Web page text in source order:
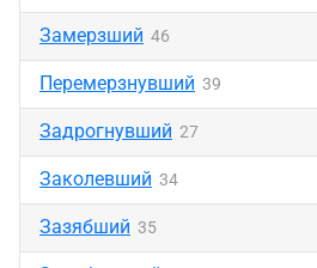
Замерзший 46
Перемерзнувший 39
Задрогнувший 27
Заколевший 34
Зазябший 35